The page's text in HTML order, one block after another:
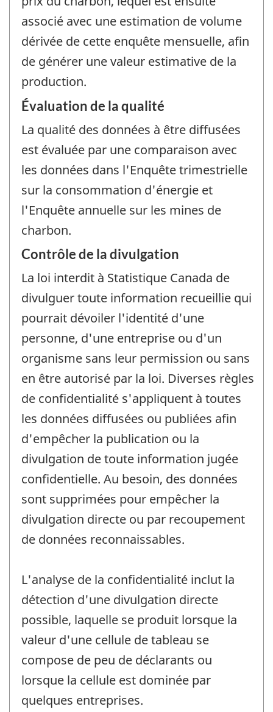
associé avec une estimation de volume
dérivée de cette enquête mensuelle, afin
de générer une valeur estimative de la
production.
Évaluation de la qualité
La qualité des données à être diffusées
est évaluée par une comparaison avec
les données dans l'Enquête trimestrielle
sur la consommation d'énergie et
l'Enquête annuelle sur les mines de
charbon.
Contrôle de la divulgation
La loi interdit à Statistique Canada de
divulguer toute information recueillie qui
pourrait dévoiler l'identité d'une
personne, d'une entreprise ou d'un
organisme sans leur permission ou sans
en être autorisé par la loi. Diverses règles
de confidentialité s'appliquent à toutes
les données diffusées ou publiées afin
d'empêcher la publication ou la
divulgation de toute information jugée
confidentielle. Au besoin, des données
sont supprimées pour empêcher la
divulgation directe ou par recoupement
de données reconnaissables.
L'analyse de la confidentialité inclut la
détection d'une divulgation directe
possible, laquelle se produit lorsque la
valeur d'une cellule de tableau se
compose de peu de déclarants ou
lorsque la cellule est dominée par
quelques entreprises.